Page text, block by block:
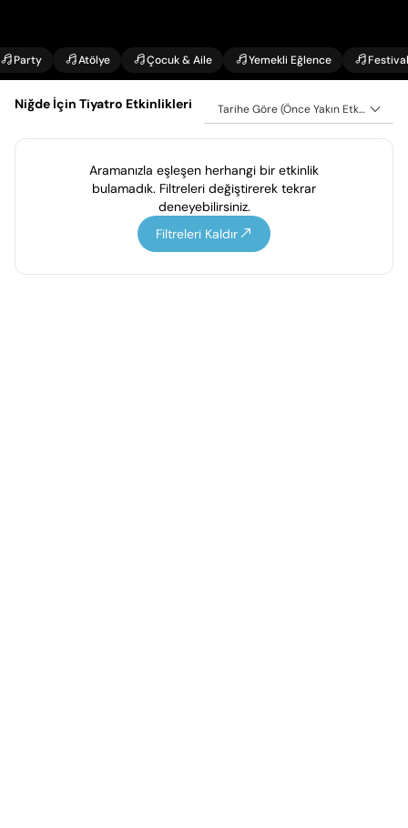
Party Atölye Çocuk & Aile Yemekli Eğlence Festival
Niğde İçin Tiyatro Etkinlikleri Tarihe Göre (Önce Yakın Etkinlikler)
Aramanızla eşleşen herhangi bir etkinlik
bulamadık. Filtreleri değiştirerek tekrar
deneyebilirsiniz.
Filtreleri Kaldır